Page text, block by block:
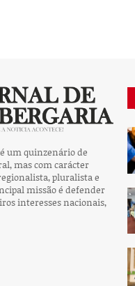
um quinzenário de
mas com carácter
pluralista e
missão é defender
interesses nacionais,